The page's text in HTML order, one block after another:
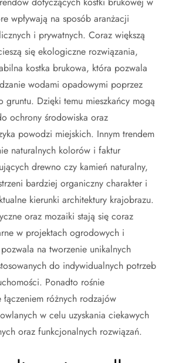
wpływają na sposób aranżacji
i prywatnych. Coraz większą
się ekologiczne rozwiązania,
kostka brukowa, która pozwala
wodami opadowymi poprzez
Dzięki temu mieszkańcy mogą
ochrony środowiska oraz
powodzi miejskich. Innym trendem
naturalnych kolorów i faktur
drewno czy kamień naturalny,
bardziej organiczny charakter i
kierunki architektury krajobrazu.
oraz mozaiki stają się coraz
w projektach ogrodowych i
na tworzenie unikalnych
do indywidualnych potrzeb
Ponadto rośnie
łączeniem różnych rodzajów
w celu uzyskania ciekawych
oraz funkcjonalnych rozwiązań.